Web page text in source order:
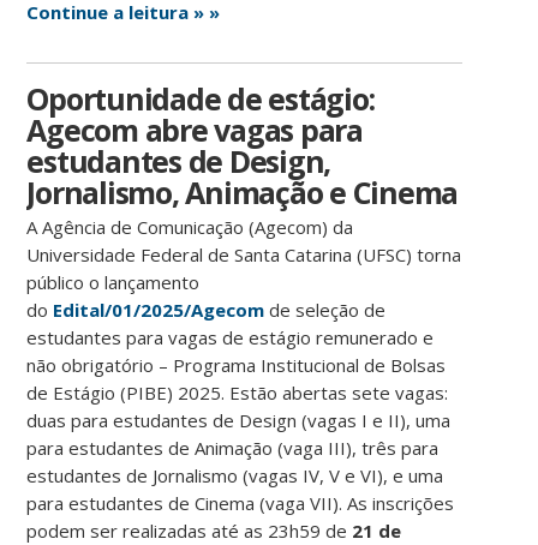
Continue a leitura » »
Oportunidade de estágio:
Agecom abre vagas para
estudantes de Design,
Jornalismo, Animação e Cinema
A Agência de Comunicação (Agecom) da
Universidade Federal de Santa Catarina (UFSC) torna
público o lançamento
do Edital/01/2025/Agecom de seleção de
estudantes para vagas de estágio remunerado e
não obrigatório – Programa Institucional de Bolsas
de Estágio (PIBE) 2025. Estão abertas sete vagas:
duas para estudantes de Design (vagas I e II), uma
para estudantes de Animação (vaga III), três para
estudantes de Jornalismo (vagas IV, V e VI), e uma
para estudantes de Cinema (vaga VII). As inscrições
podem ser realizadas até as 23h59 de 21 de